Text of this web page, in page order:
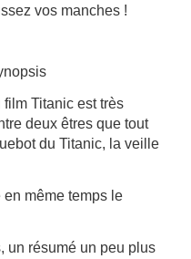
vos manches !
Titanic est très
deux êtres que tout
du Titanic, la veille
même temps le
un résumé un peu plus